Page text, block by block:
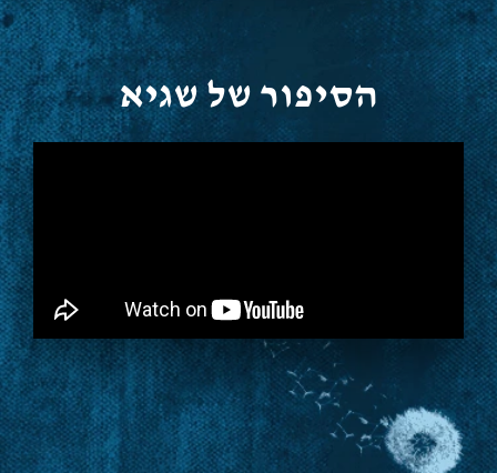
הסיפור של שגיא